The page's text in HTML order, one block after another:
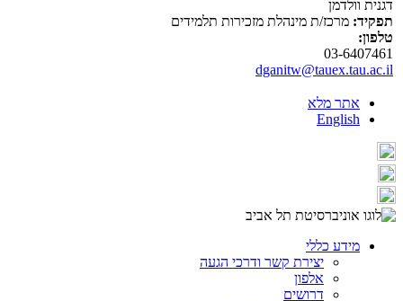
דגנית וולדמן
תפקיד: מרכז/ת מינהלת מזכירות תלמידים
טלפון:
03-6407461
dganitw@tauex.tau.ac.il
אתר מלא
English
מידע כללי
יצירת קשר ודרכי הגעה
אלפון
דרושים